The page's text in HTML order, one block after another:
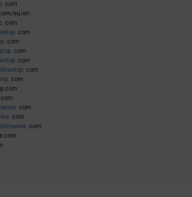
com
eu/en
com
com
com
com
com
com
com
com
com
com
com